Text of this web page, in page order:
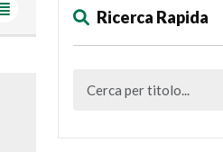
Ricerca Rapida